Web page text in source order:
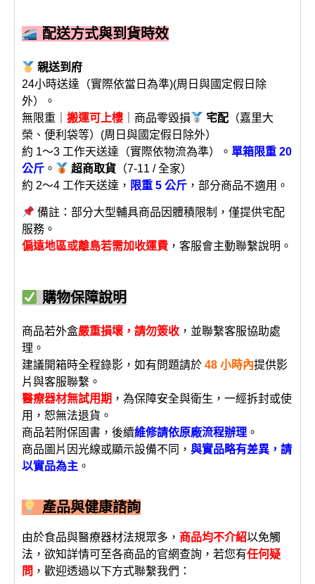
配送方式與到貨時效
親送到府
24小時送達（實際依當日為準)(周日與國定假日除
外）。
無限重｜ 搬運可上樓 ｜商品零毀損 宅配 （嘉里大
榮、便利袋等）(周日與國定假日除外）
約 1～3 工作天送達（實際依物流為準）。 單箱限重 20
公斤 。 超商取貨 （7-11 / 全家）
約 2～4 工作天送達， 限重 5 公斤 ，部分商品不適用。
備註：部分大型輔具商品因體積限制，僅提供宅配
服務。
偏遠地區或離島若需加收運費 ，客服會主動聯繫說明。
購物保障說明
商品若外盒嚴重損壞，請勿簽收 ，並聯繫客服協助處
理。
建議開箱時全程錄影，如有問題請於 48 小時內提供影
片與客服聯繫。
醫療器材無試用期 ，為保障安全與衛生，一經拆封或使
用，恕無法退貨。
商品若附保固書，後續維修請依原廠流程辦理 。
商品圖片因光線或顯示設備不同， 與實品略有差異，請
以實品為主 。
產品與健康諮詢
由於食品與醫療器材法規眾多， 商品均不介紹以免觸
法，欲知詳情可至各商品的官網查詢，若您有任何疑
問 ，歡迎透過以下方式聯繫我們：